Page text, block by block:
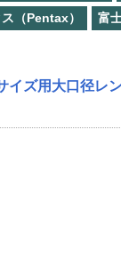
（Pentax） 富
イズ用大口径レ